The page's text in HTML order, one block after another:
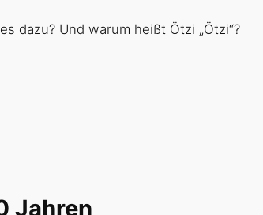
dazu? Und warum heißt Ötzi „Ötzi“?
Jahren